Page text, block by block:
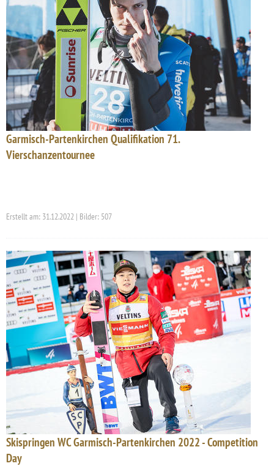
Garmisch-Partenkirchen Qualifikation 71.
Vierschanzentournee
Erstellt am: 31.12.2022 | Bilder: 507
Skispringen WC Garmisch-Partenkirchen 2022 - Competition
Day